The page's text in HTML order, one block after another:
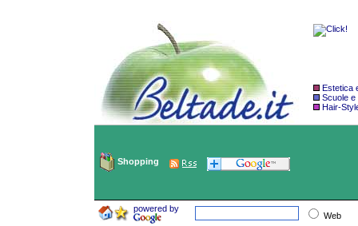
Estetica
Scuole e
Hair-
Shopping
powered by
Web